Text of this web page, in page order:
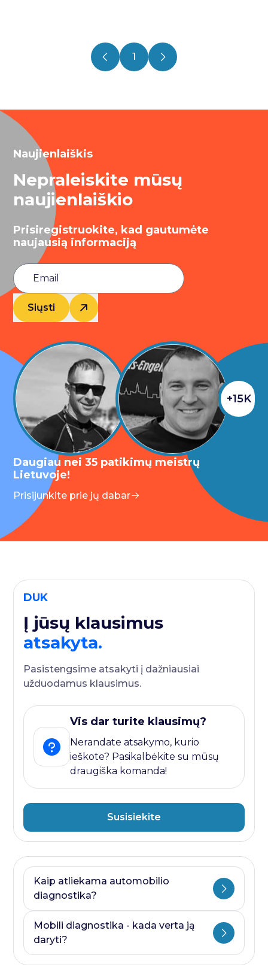
1
Naujienlaiškis
Nepraleiskite mūsų
naujienlaiškio
Prisiregistruokite, kad gautumėte
naujausią informaciją
Siųsti
+15K
Daugiau nei 35 patikimų meistrų
Lietuvoje!
Prisijunkite prie jų dabar
DUK
Į jūsų klausimus
atsakyta.
Pasistengsime atsakyti į dažniausiai
užduodamus klausimus.
Vis dar turite klausimų?
Nerandate atsakymo, kurio
ieškote? Pasikalbėkite su mūsų
draugiška komanda!
Susisiekite
Kaip atliekama automobilio
diagnostika?
Ji visada prasideda nuo kompiuterines
diagnostikos ir baigiasi papildomais
Mobili diagnostika - kada verta ją
daryti?